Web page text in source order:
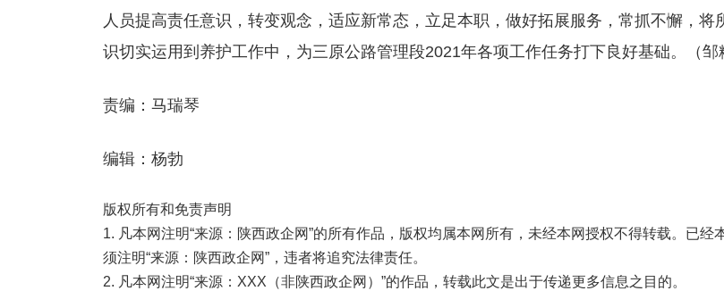
人员提高责任意识，转变观念，适应新常态，立足本职，做好拓展服务，常抓不懈，将
识切实运用到养护工作中，为三原公路管理段2021年各项工作任务打下良好基础。（邹
责编：马瑞琴
编辑：杨勃
版权所有和免责声明
1. 凡本网注明“来源：陕西政企网”的所有作品，版权均属本网所有，未经本网授权不得转载。已经
须注明“来源：陕西政企网”，违者将追究法律责任。
2. 凡本网注明“来源：XXX（非陕西政企网）”的作品，转载此文是出于传递更多信息之目的。